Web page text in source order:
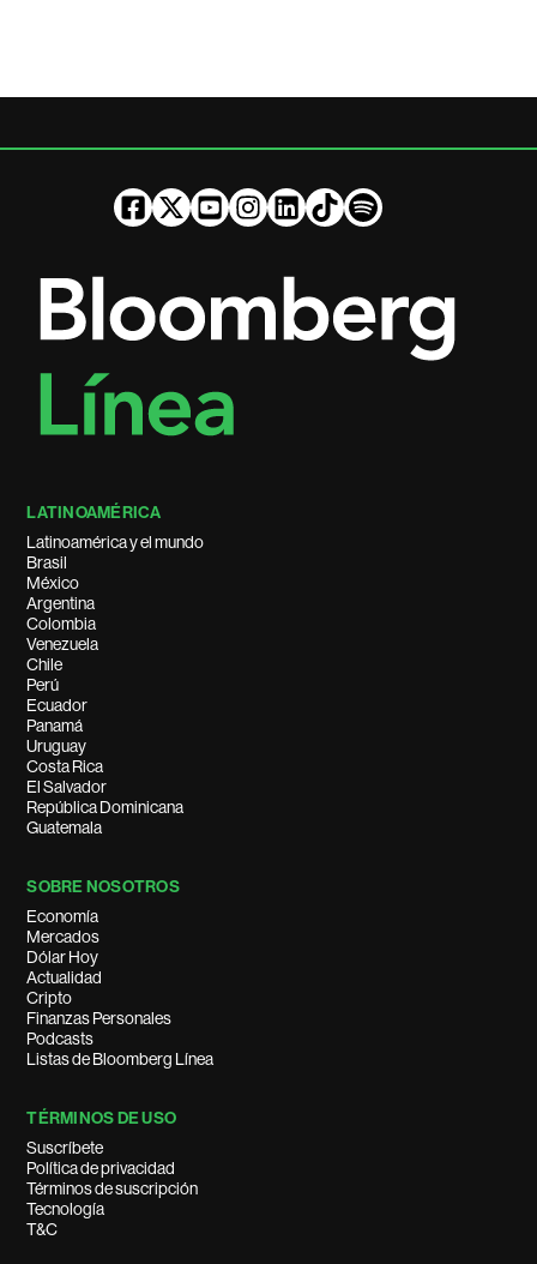
LATINOAMÉRICA
Latinoamérica y el mundo
Brasil
México
Argentina
Colombia
Venezuela
Chile
Perú
Ecuador
Panamá
Uruguay
Costa Rica
El Salvador
República Dominicana
Guatemala
SOBRE NOSOTROS
Economía
Mercados
Dólar Hoy
Actualidad
Cripto
Finanzas Personales
Podcasts
Listas de Bloomberg Línea
TÉRMINOS DE USO
Suscríbete
Política de privacidad
Términos de suscripción
Tecnología
T&C